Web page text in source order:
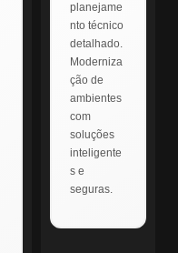
planejame
nto técnico
detalhado.
Moderniza
ção de
ambientes
com
soluções
inteligente
s e
seguras.